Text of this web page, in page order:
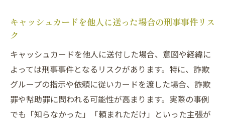
キャッシュカードを他人に送った場合の刑事事件リス
ク
キャッシュカードを他人に送付した場合、意図や経緯に
よっては刑事事件となるリスクがあります。特に、詐欺
グループの指示や依頼に従いカードを渡した場合、詐欺
罪や幇助罪に問われる可能性が高まります。実際の事例
でも「知らなかった」「頼まれただけ」といった主張が